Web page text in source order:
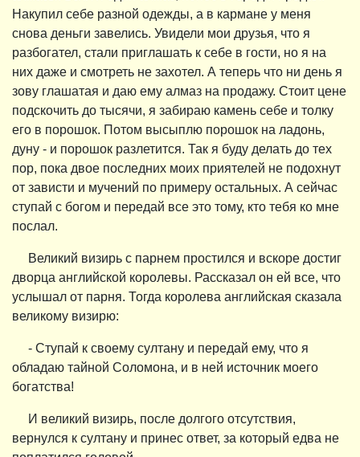
Накупил себе разной одежды, а в кармане у меня
снова деньги завелись. Увидели мои друзья, что я
разбогател, стали приглашать к себе в гости, но я на
них даже и смотреть не захотел. А теперь что ни день я
зову глашатая и даю ему алмаз на продажу. Стоит цене
подскочить до тысячи, я забираю камень себе и толку
его в порошок. Потом высыплю порошок на ладонь,
дуну - и порошок разлетится. Так я буду делать до тех
пор, пока двое последних моих приятелей не подохнут
от зависти и мучений по примеру остальных. А сейчас
ступай с богом и передай все это тому, кто тебя ко мне
послал.
Великий визирь с парнем простился и вскоре достиг
дворца английской королевы. Рассказал он ей все, что
услышал от парня. Тогда королева английская сказала
великому визирю:
- Ступай к своему султану и передай ему, что я
обладаю тайной Соломона, и в ней источник моего
богатства!
И великий визирь, после долгого отсутствия,
вернулся к султану и принес ответ, за который едва не